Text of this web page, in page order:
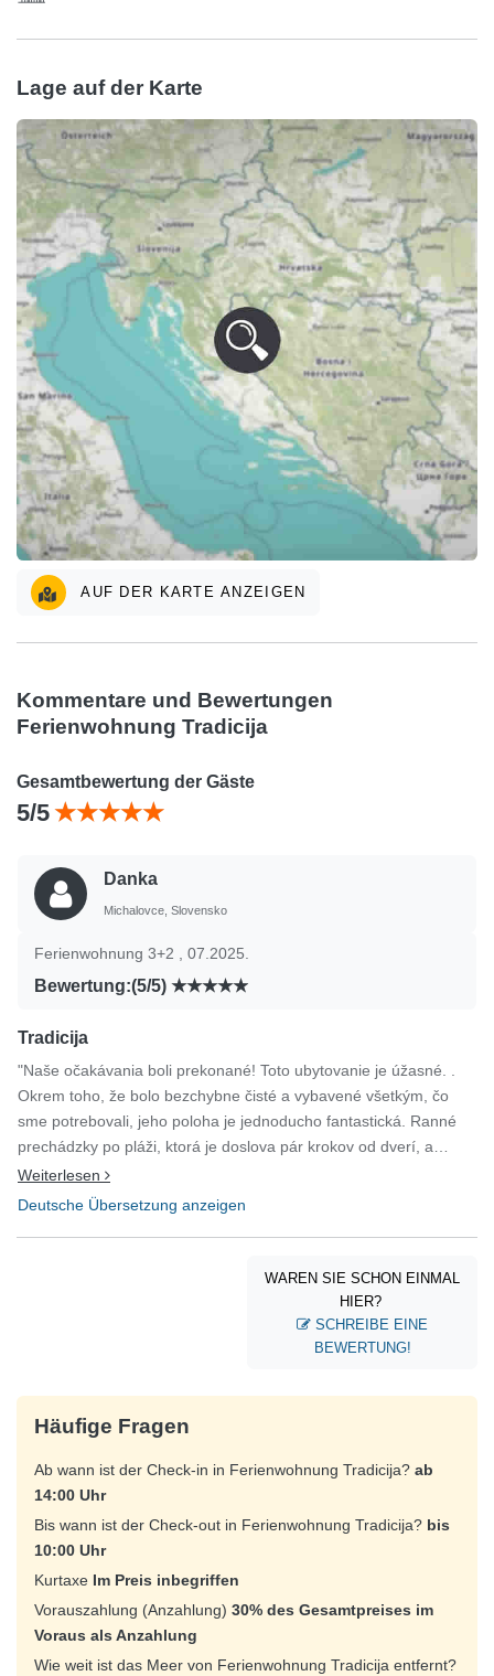
Lage auf der Karte
AUF DER KARTE ANZEIGEN
Kommentare und Bewertungen
Ferienwohnung Tradicija
Gesamtbewertung der Gäste
5/5
Danka
Michalovce, Slovensko
Ferienwohnung 3+2 , 07.2025.
Bewertung:(5/5)
Tradicija
"Naše očakávania boli prekonané! Toto ubytovanie je úžasné. .
Okrem toho, že bolo bezchybne čisté a vybavené všetkým, čo
sme potrebovali, jeho poloha je jednoducho fantastická. Ranné
prechádzky po pláži, ktorá je doslova pár krokov od dverí, a
večerné posedenia na veľkej terase s pohárom vína pri západe
slnka... to sú chvíle, na ktoré sa nezabúda. Chceme sa
Weiterlesen
Deutsche Übersetzung anzeigen
WAREN SIE SCHON EINMAL
HIER?
SCHREIBE EINE
BEWERTUNG!
Häufige Fragen
Ab wann ist der Check-in in Ferienwohnung Tradicija? ab
14:00 Uhr
Bis wann ist der Check-out in Ferienwohnung Tradicija? bis
10:00 Uhr
Kurtaxe Im Preis inbegriffen
Vorauszahlung (Anzahlung) 30% des Gesamtpreises im
Voraus als Anzahlung
Wie weit ist das Meer von Ferienwohnung Tradicija entfernt?